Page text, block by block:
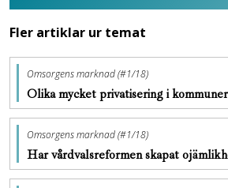
Fler artiklar ur temat
Omsorgens marknad (#1/18)
Olika mycket privatisering i
Omsorgens marknad (#1/18)
Har vårdvalsreformen skapat